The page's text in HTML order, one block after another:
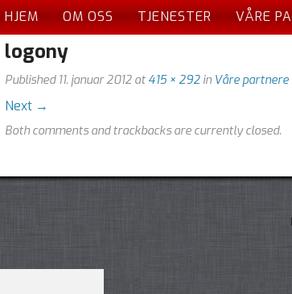
HJEM OM OSS TJENESTER VÅRE
logony
Published 11. januar 2012 at 415 × 292 in Våre partnere
Next →
Both comments and trackbacks are currently closed.